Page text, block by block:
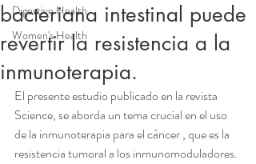
Digestive Health
Women's Health
bacteriana intestinal puede
revertir la resistencia a la
inmunoterapia.
El presente estudio publicado en la revista
Science, se aborda un tema crucial en el uso
de la inmunoterapia para el cáncer , que es la
resistencia tumoral a los inmunomoduladores.